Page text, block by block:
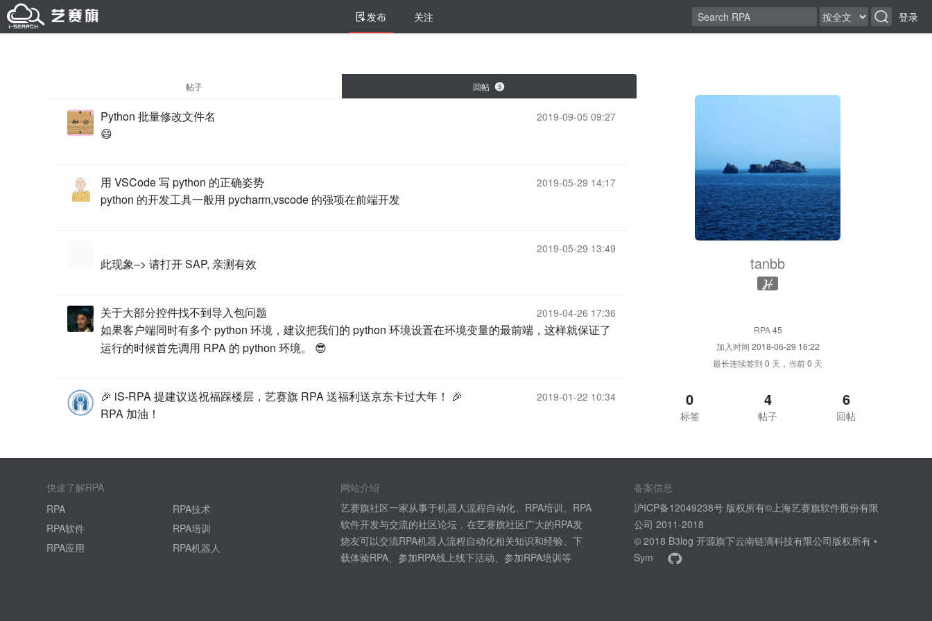
发布 关注 登录
帖子 回帖 5
Python 批量修改文件名 2019-09-05 09:27
😄
用 VSCode 写 python 的正确姿势 2019-05-29 14:17
python 的开发工具一般用 pycharm,vscode 的强项在前端开发
2019-05-29 13:49
此现象–> 请打开 SAP, 亲测有效
关于大部分控件找不到导入包问题 2019-04-26 17:36
如果客户端同时有多个 python 环境，建议把我们的 python 环境设置在环境变量的最前端，这样就保证了
运行的时候首先调用 RPA 的 python 环境。 😎
🎉 iS-RPA 提建议送祝福踩楼层，艺赛旗 RPA 送福利送京东卡过大年！ 🎉 2019-01-22 10:34
RPA 加油！
tanbb
RPA45
加入时间 2018-06-29 16:22
最长连续签到 0 天，当前0 天
0
标签
4
帖子
6
回帖
快速了解RPA
RPA
RPA技术
RPA软件
RPA培训
RPA应用
RPA机器人
网站介绍
艺赛旗社区一家从事于机器人流程自动化、RPA培训、RPA
软件开发与交流的社区论坛，在艺赛旗社区广大的RPA发
烧友可以交流RPA机器人流程自动化相关知识和经验、下
载体验RPA、参加RPA线上线下活动、参加RPA培训等
备案信息
沪ICP备12049238号 版权所有©上海艺赛旗软件股份有限
公司 2011-2018
© 2018 B3log 开源旗下云南链滴科技有限公司版权所有 •
Sym